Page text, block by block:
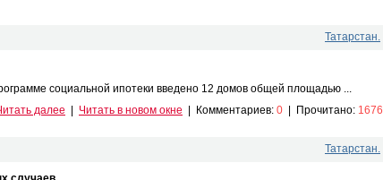
Татарстан.
социальной ипотеки введено 12 домов общей площадью ...
далее
Читать в новом окне Комментариев: 0 Прочитано: 1676
Татарстан.